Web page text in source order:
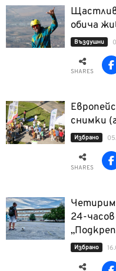
обича
Въздушни
SHARES
снимки
Избрано
SHARES
24-
Избрано